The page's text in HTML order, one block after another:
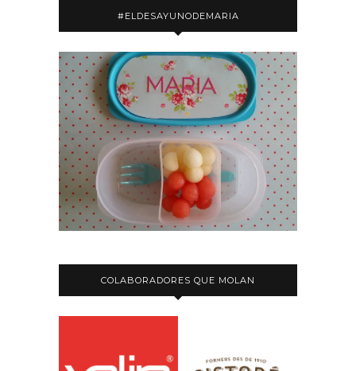
#ELDESAYUNODEMARIA
COLABORADORES QUE MOLAN